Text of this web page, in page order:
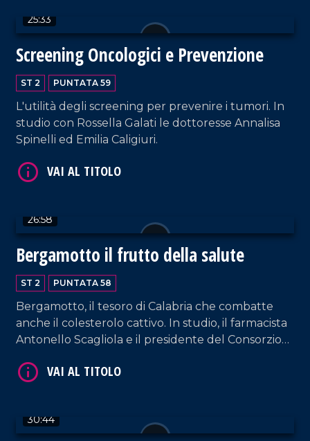
25:33
Screening Oncologici e Prevenzione
ST 2 PUNTATA 59
L'utilità degli screening per prevenire i tumori. In
studio con Rossella Galati le dottoresse Annalisa
Spinelli ed Emilia Caligiuri.
26:58
Bergamotto il frutto della salute
ST 2 PUNTATA 58
Bergamotto, il tesoro di Calabria che combatte
anche il colesterolo cattivo. In studio, il farmacista
Antonello Scagliola e il presidente del Consorzio
30:44
VAI AL TITOLO
VAI AL TITOLO
VAI AL TITOLO